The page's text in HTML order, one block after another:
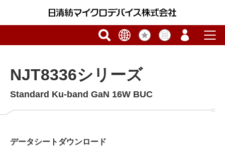
NJT8336シリーズ
Standard Ku-band GaN 16W BUC
データシートダウンロード